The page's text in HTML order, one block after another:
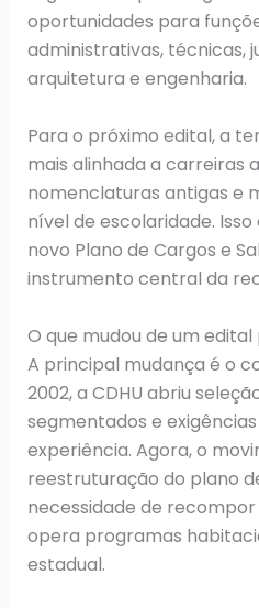
oportunidades para
administrativas, técnicas,
arquitetura e engenharia.
Para o próximo edital, a
mais alinhada a carreiras
nomenclaturas antigas e
nível de escolaridade.
novo Plano de Cargos e
instrumento central da
O que mudou de um
A principal mudança é o
2002, a CDHU abriu
segmentados e
experiência. Agora, o
reestruturação do plano
necessidade de
opera programas
estadual.